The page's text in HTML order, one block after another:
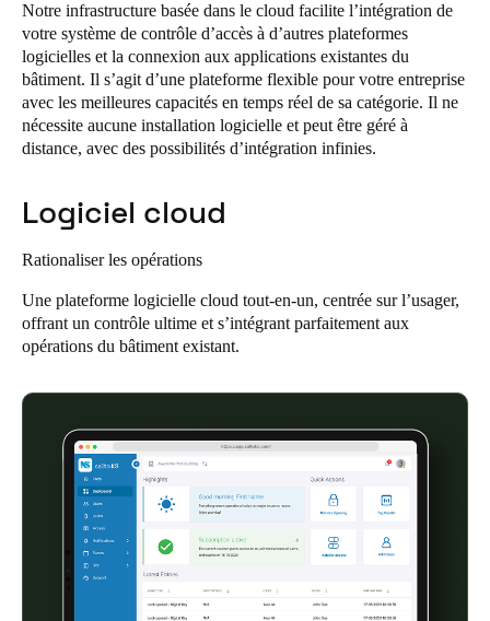
Germany
Deutsch
Switzerland
United Kingdom
English
Ireland
English
Netherlands
NederlandsEnglish
Nederlands English
Notre infrastructure basée dans le cloud facilite l’intégration de
votre système de contrôle d’accès à d’autres plateformes
logicielles et la connexion aux applications existantes du
bâtiment. Il s’agit d’une plateforme flexible pour votre entreprise
avec les meilleures capacités en temps réel de sa catégorie. Il ne
nécessite aucune installation logicielle et peut être géré à
distance, avec des possibilités d’intégration infinies.
Logiciel cloud
Rationaliser les opérations
Une plateforme logicielle cloud tout-en-un, centrée sur l’usager,
offrant un contrôle ultime et s’intégrant parfaitement aux
opérations du bâtiment existant.